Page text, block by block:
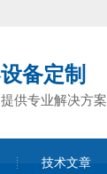
备定制
供专业解决方案
技术文章